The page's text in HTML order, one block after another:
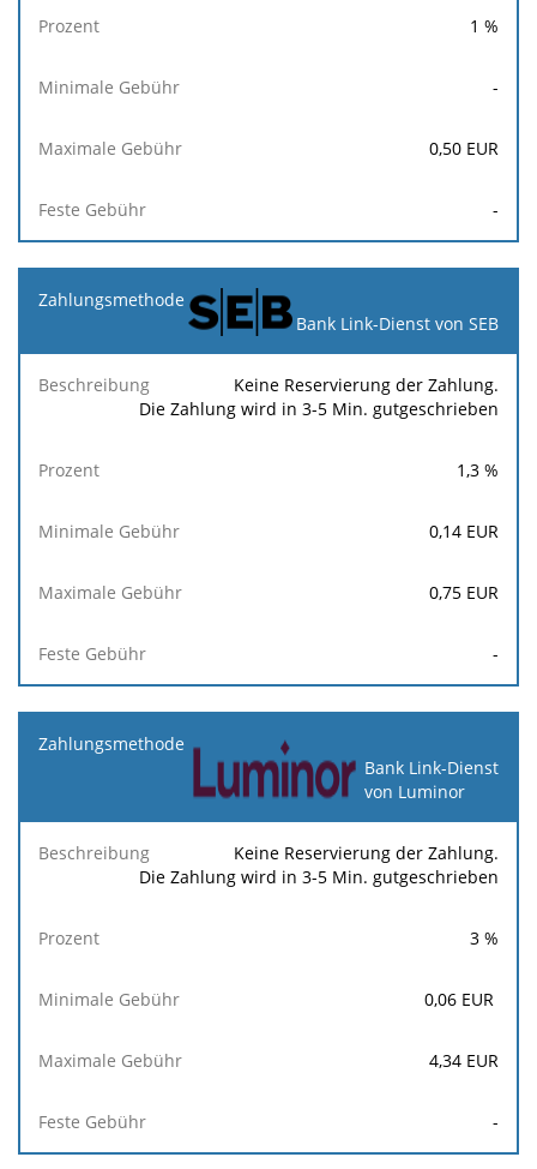
1 %
-
0,50 EUR
-
Bank Link-Dienst von SEB
Keine Reservierung der Zahlung.
Die Zahlung wird in 3-5 Min. gutgeschrieben
1,3 %
0,14 EUR
0,75 EUR
-
Bank Link-Dienst
von Luminor
Keine Reservierung der Zahlung.
Die Zahlung wird in 3-5 Min. gutgeschrieben
3 %
0,06 EUR
4,34 EUR
-